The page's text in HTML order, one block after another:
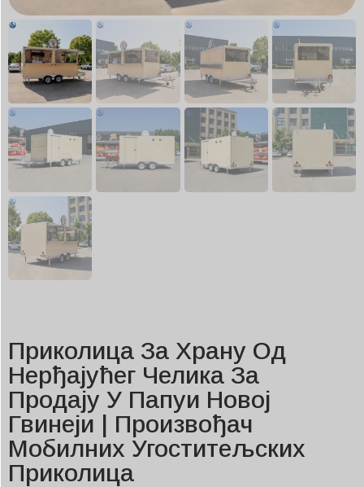
Приколица За Храну Од
Нерђајућег Челика За
Продају У Папуи Новој
Гвинеји | Произвођач
Мобилних Угоститељских
Приколица